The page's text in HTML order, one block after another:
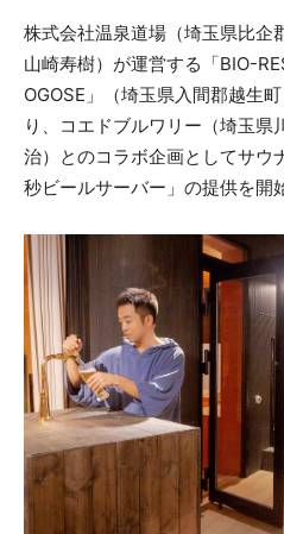
株式会社温泉道場（埼玉県比企
山崎寿樹）が運営する「BIO-
OGOSE」（埼玉県入間郡越生
り、コエドブルワリー（埼玉県
治）とのコラボ企画としてサウ
秒ビールサーバー」の提供を開